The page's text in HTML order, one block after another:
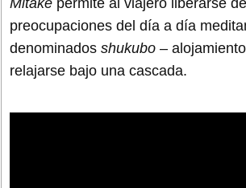
Mitake permite al viajero liberarse
preocupaciones del día a día
denominados shukubo –
relajarse bajo una cascada.